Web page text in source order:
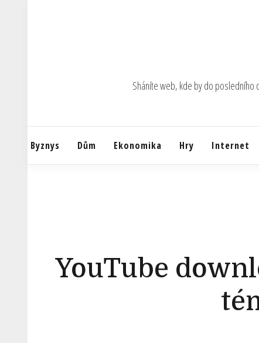
Sháníte web, kde by do posledního
Byznys Dům Ekonomika Hry Internet
YouTube